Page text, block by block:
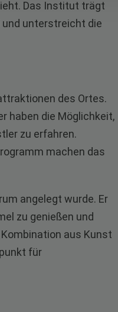
Das Institut trägt
unterstreicht die
des Ortes.
haben die Möglichkeit,
zu erfahren.
machen das
angelegt wurde. Er
zu genießen und
aus Kunst
für